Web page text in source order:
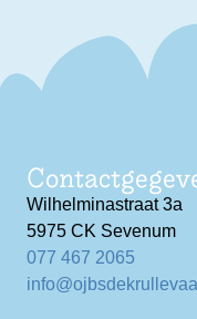
Wilhelminastraat 3a
5975 CK Sevenum
077 467 2065